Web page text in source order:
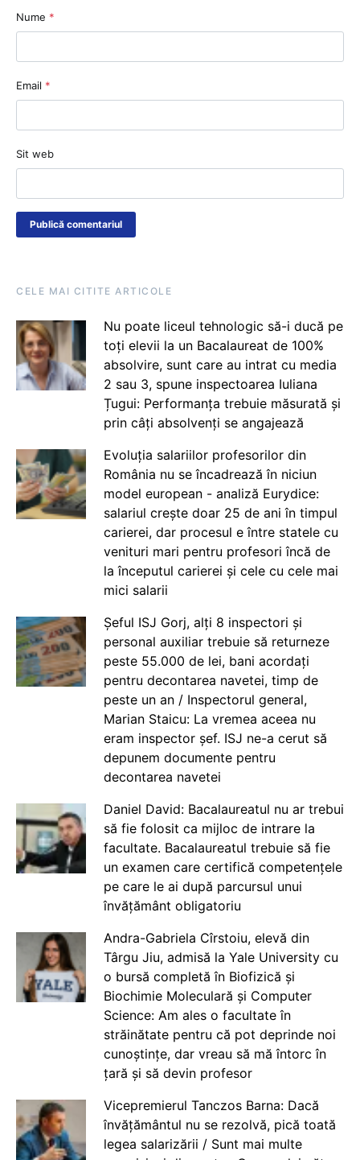
Nume *
Email *
Sit web
CELE MAI CITITE ARTICOLE
Nu poate liceul tehnologic să-i ducă pe
toți elevii la un Bacalaureat de 100%
absolvire, sunt care au intrat cu media
2 sau 3, spune inspectoarea Iuliana
Țugui: Performanța trebuie măsurată și
prin câți absolvenți se angajează
Evoluția salariilor profesorilor din
România nu se încadrează în niciun
model european - analiză Eurydice:
salariul crește doar 25 de ani în timpul
carierei, dar procesul e între statele cu
venituri mari pentru profesori încă de
la începutul carierei și cele cu cele mai
mici salarii
Șeful ISJ Gorj, alți 8 inspectori și
personal auxiliar trebuie să returneze
peste 55.000 de lei, bani acordați
pentru decontarea navetei, timp de
peste un an / Inspectorul general,
Marian Staicu: La vremea aceea nu
eram inspector șef. ISJ ne-a cerut să
depunem documente pentru
decontarea navetei
Daniel David: Bacalaureatul nu ar trebui
să fie folosit ca mijloc de intrare la
facultate. Bacalaureatul trebuie să fie
un examen care certifică competențele
pe care le ai după parcursul unui
învățământ obligatoriu
Andra-Gabriela Cîrstoiu, elevă din
Târgu Jiu, admisă la Yale University cu
o bursă completă în Biofizică și
Biochimie Moleculară și Computer
Science: Am ales o facultate în
străinătate pentru că pot deprinde noi
cunoștințe, dar vreau să mă întorc în
țară și să devin profesor
Vicepremierul Tanczos Barna: Dacă
învățământul nu se rezolvă, pică toată
legea salarizării / Sunt mai multe